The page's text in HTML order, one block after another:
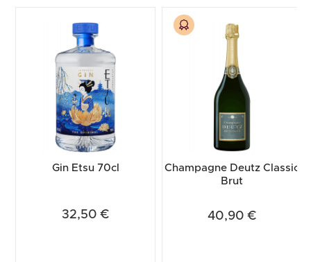
Gin Etsu 70cl
32,50 €
Champagne Deutz Classic
Brut
40,90 €
Top Selection
Spedizione gratuita
Premiato
Top Selection